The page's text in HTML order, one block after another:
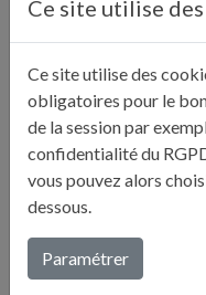
"Sur ses
en Italie pendant
découverte de
adresses
Ce site utilise
Ce site utilise des
obligatoires pour le
de la session par
confidentialité du
vous pouvez alors
dessous.
Paramétrer